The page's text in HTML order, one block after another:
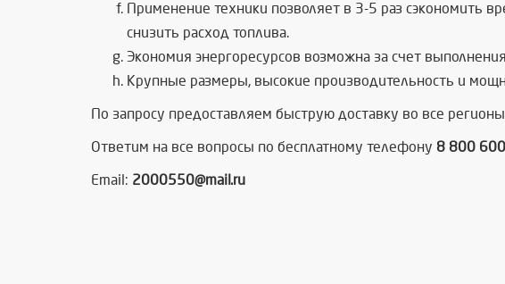
Применение техники позволяет в 3-5 раз сэкономить
снизить расход топлива.
Экономия энергоресурсов возможна за счет
Крупные размеры, высокие производительность и
По запросу предоставляем быструю доставку во все регионы
Ответим на все вопросы по бесплатному телефону 8 800
Email: 2000550@mail.ru